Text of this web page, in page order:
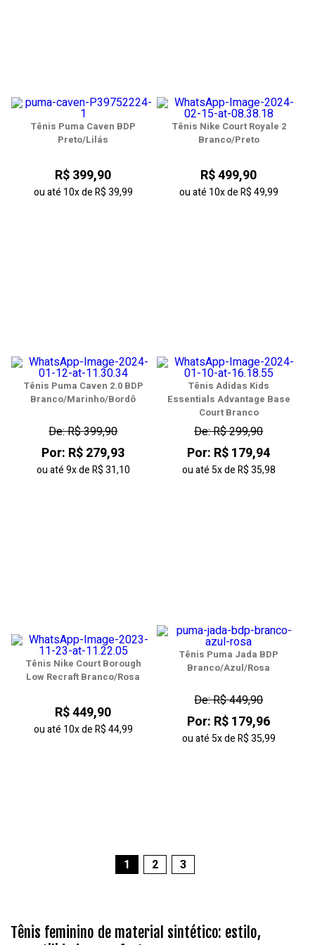
Tênis Puma Caven BDP
Preto/Lilás
R$ 399,90
ou até 10xdeR$ 39,99
Tênis Nike Court Royale 2
Branco/Preto
R$ 499,90
ou até 10xdeR$ 49,99
Tênis Puma Caven 2.0 BDP
Branco/Marinho/Bordô
De: R$ 399,90
Por: R$ 279,93
ou até9xdeR$ 31,10
Tênis Adidas Kids
Essentials Advantage Base
Court Branco
De: R$ 299,90
Por: R$ 179,94
ou até5xdeR$ 35,98
Tênis Nike Court Borough
Low Recraft Branco/Rosa
R$ 449,90
ou até 10xdeR$ 44,99
Tênis Puma Jada BDP
Branco/Azul/Rosa
De: R$ 449,90
Por: R$ 179,96
ou até5xdeR$ 35,99
1 2 3
Tênis feminino de material sintético: estilo,